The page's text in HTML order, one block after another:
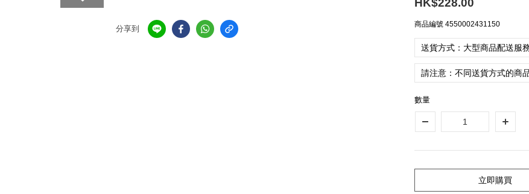
分享到
HK$228.00
商品編號 4550002431150
送貨方式：大型商品配送服
請注意：不同送貨方式的商
數量
立即購買